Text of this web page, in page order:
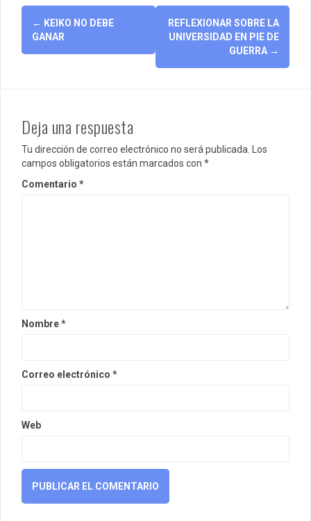
Post
navigation
← KEIKO NO DEBE
GANAR
REFLEXIONAR SOBRE LA
UNIVERSIDAD EN PIE DE
GUERRA →
Deja una respuesta
Tu dirección de correo electrónico no será publicada. Los
campos obligatorios están marcados con *
Comentario *
Nombre*
Correo electrónico *
Web